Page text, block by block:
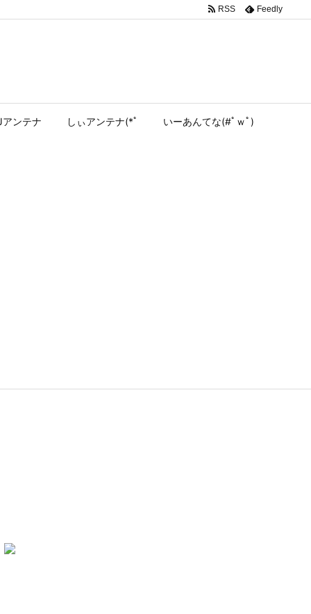
ンテナ しぃアンテナ(*ﾟ いーあんてな(#ﾟｗﾟ)
RSS Feedly